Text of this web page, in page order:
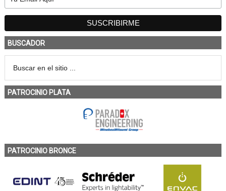
BUSCADOR
PATROCINIO PLATA
PATROCINIO BRONCE